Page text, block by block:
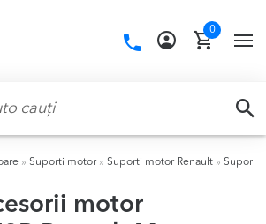
Call
0
» Suporti motor» Suporti motor Renault » Suporti
motor